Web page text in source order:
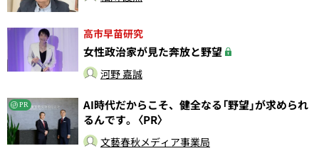
高市早苗研究
女性政治家が見た奔放と野望
河野 嘉誠
PR
AI時代だからこそ、健全なる「野望」が求められ
るんです。〈PR〉
文藝春秋メディア事業局